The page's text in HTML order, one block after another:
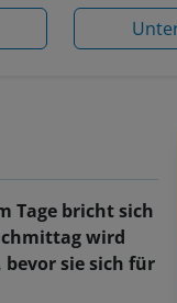
Tage bricht sich
wird
sie sich für